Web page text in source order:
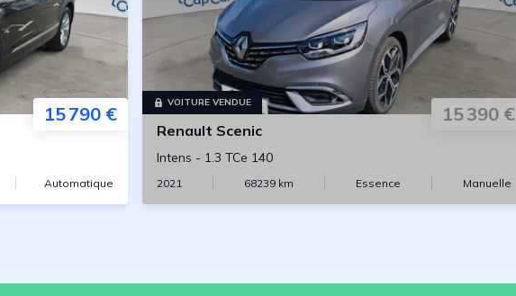
15 790 €
Automatique
VOITURE VENDUE
15 390 €
Renault Scenic
Intens - 1.3 TCe 140
2021 68239km Essence Manuelle